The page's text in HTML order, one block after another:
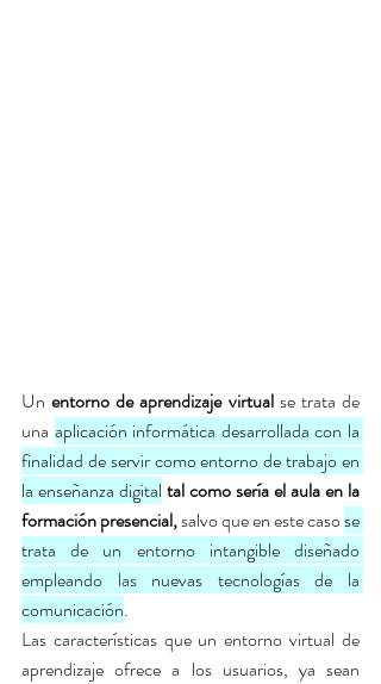
Un entorno de aprendizaje virtual se trata de
una aplicación informática desarrollada con la
finalidad de servir como entorno de trabajo en
la enseñanza digital tal como sería el aula en la
formación presencial, salvo que en este caso se
trata de un entorno intangible diseñado
empleando las nuevas tecnologías de la
comunicación.
Las características que un entorno virtual de
aprendizaje ofrece a los usuarios, ya sean